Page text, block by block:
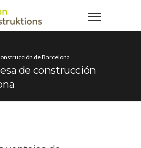
de Barcelona
de construcción